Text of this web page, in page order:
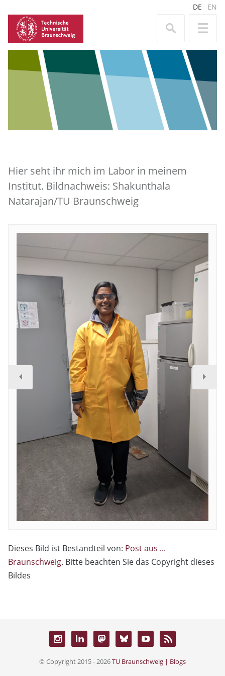
DE EN
Hier seht ihr mich im Labor in meinem
Institut. Bildnachweis: Shakunthala
Natarajan/TU Braunschweig
Dieses Bild ist Bestandteil von: Post aus ...
Braunschweig. Bitte beachten Sie das Copyright dieses
Bildes
© Copyright 2015 - 2026TU Braunschweig | Blogs